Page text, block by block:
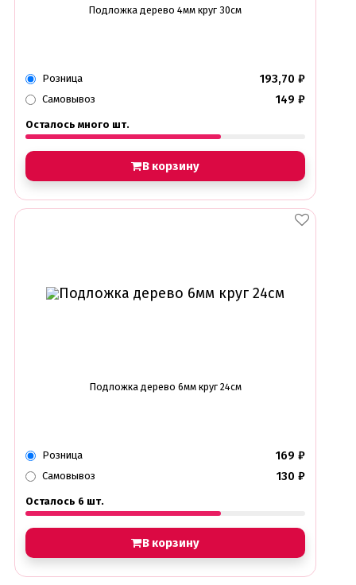
Подложка дерево 4мм круг 30см
Розница 193,70 ₽
Самовывоз 149 ₽
Осталось много шт.
В корзину
Подложка дерево 6мм круг 24см
Розница 169 ₽
Самовывоз 130 ₽
Осталось 6 шт.
В корзину